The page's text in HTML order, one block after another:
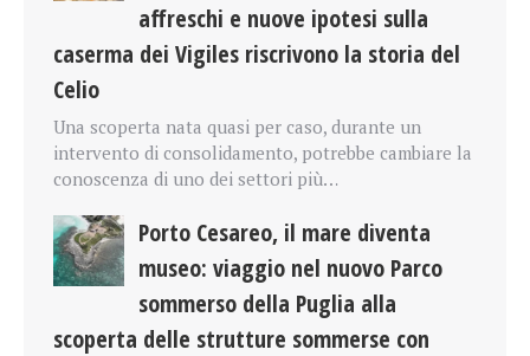
affreschi e nuove ipotesi sulla
caserma dei Vigiles riscrivono la storia del
Celio
Una scoperta nata quasi per caso, durante un
intervento di consolidamento, potrebbe cambiare la
conoscenza di uno dei settori più…
Porto Cesareo, il mare diventa
museo: viaggio nel nuovo Parco
sommerso della Puglia alla
scoperta delle strutture sommerse con